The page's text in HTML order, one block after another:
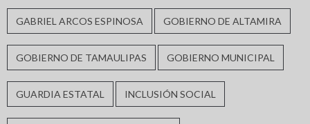
GABRIEL ARCOS ESPINOSA GOBIERNO DE ALTAMIRA
GOBIERNO DE TAMAULIPAS GOBIERNO MUNICIPAL
GUARDIA ESTATAL INCLUSIÓN SOCIAL